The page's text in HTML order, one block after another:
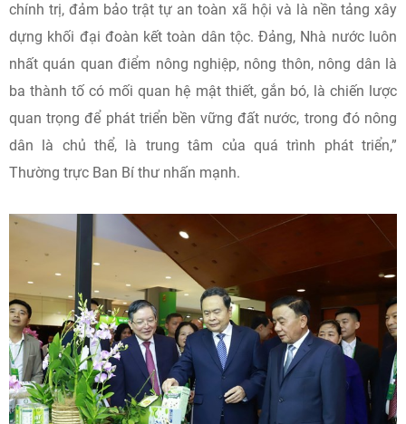
chính trị, đảm bảo trật tự an toàn xã hội và là nền tảng xây
dựng khối đại đoàn kết toàn dân tộc. Đảng, Nhà nước luôn
nhất quán quan điểm nông nghiệp, nông thôn, nông dân là
ba thành tố có mối quan hệ mật thiết, gắn bó, là chiến lược
quan trọng để phát triển bền vững đất nước, trong đó nông
dân là chủ thể, là trung tâm của quá trình phát triển,”
Thường trực Ban Bí thư nhấn mạnh.